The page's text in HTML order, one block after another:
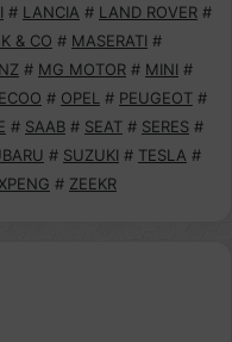
# LANCIA # LAND ROVER #
& CO # MASERATI #
# MG MOTOR # MINI #
# OPEL # PEUGEOT #
# SAAB # SEAT # SERES #
# SUZUKI # TESLA #
XPENG # ZEEKR